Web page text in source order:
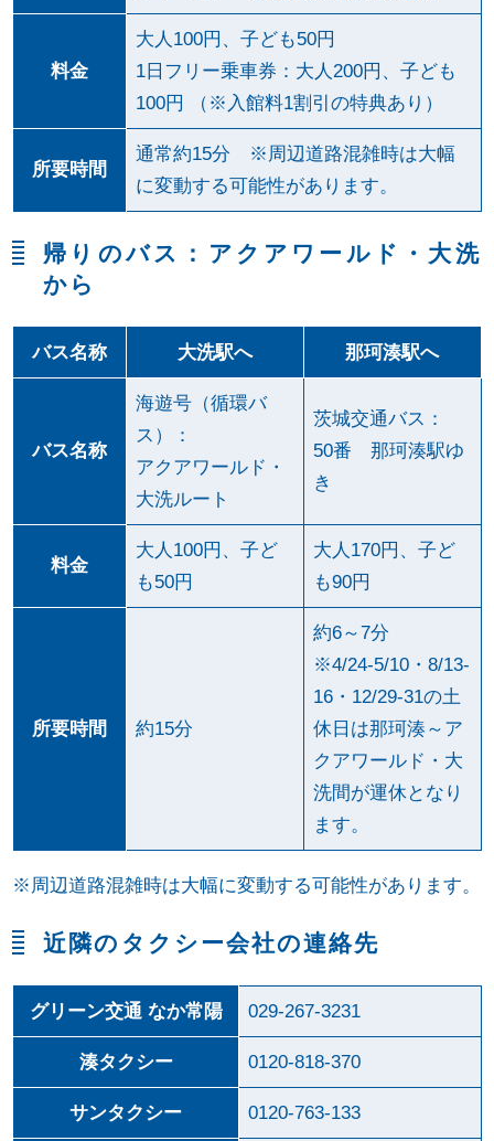
料金
大人100円、子ども50円
1日フリー乗車券：大人200円、子ども
100円 （※入館料1割引の特典あり）
所要時間
通常約15分 ※周辺道路混雑時は大幅
に変動する可能性があります。
帰りのバス：アクアワールド・大洗
から
バス名称 大洗駅へ 那珂湊駅へ
バス名称
海遊号（循環バ
ス）：
アクアワールド・
大洗ルート
茨城交通バス：
50番 那珂湊駅ゆ
き
料金
大人100円、子ど
も50円
大人170円、子ど
も90円
所要時間 約15分
約6～7分
※4/24-5/10・8/13-
16・12/29-31の土
休日は那珂湊～ア
クアワールド・大
洗間が運休となり
ます。
※周辺道路混雑時は大幅に変動する可能性があります。
近隣のタクシー会社の連絡先
グリーン交通 なか常陽 029-267-3231
湊タクシー 0120-818-370
サンタクシー 0120-763-133